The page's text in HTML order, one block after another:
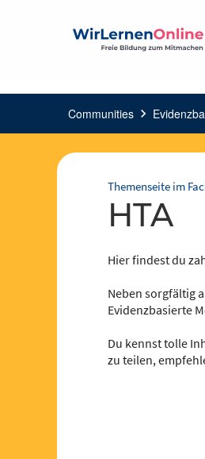
Communities chevron_right
Themenseite im
HTA
Hier findest du
Neben sorgfältig
Evidenzbasierte
Du kennst tolle
zu teilen,